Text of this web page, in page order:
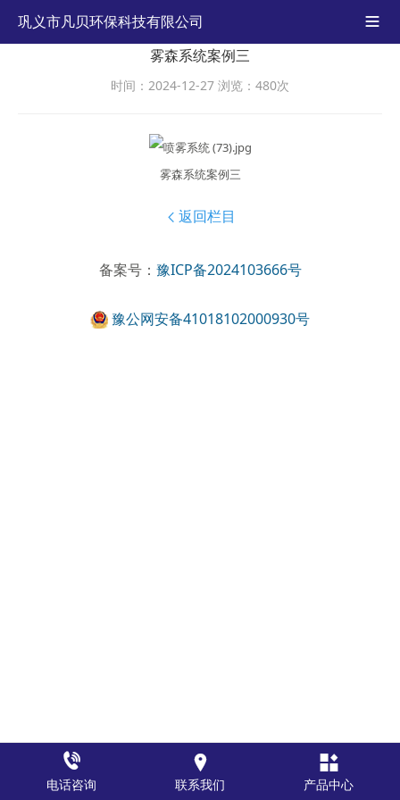
巩义市凡贝环保科技有限公司

雾森系统案例三
时间：2024-12-27 浏览：480次
雾森系统案例三
 返回栏目
备案号： 豫ICP备2024103666号
豫公网安备41018102000930号

电话咨询

联系我们

产品中心